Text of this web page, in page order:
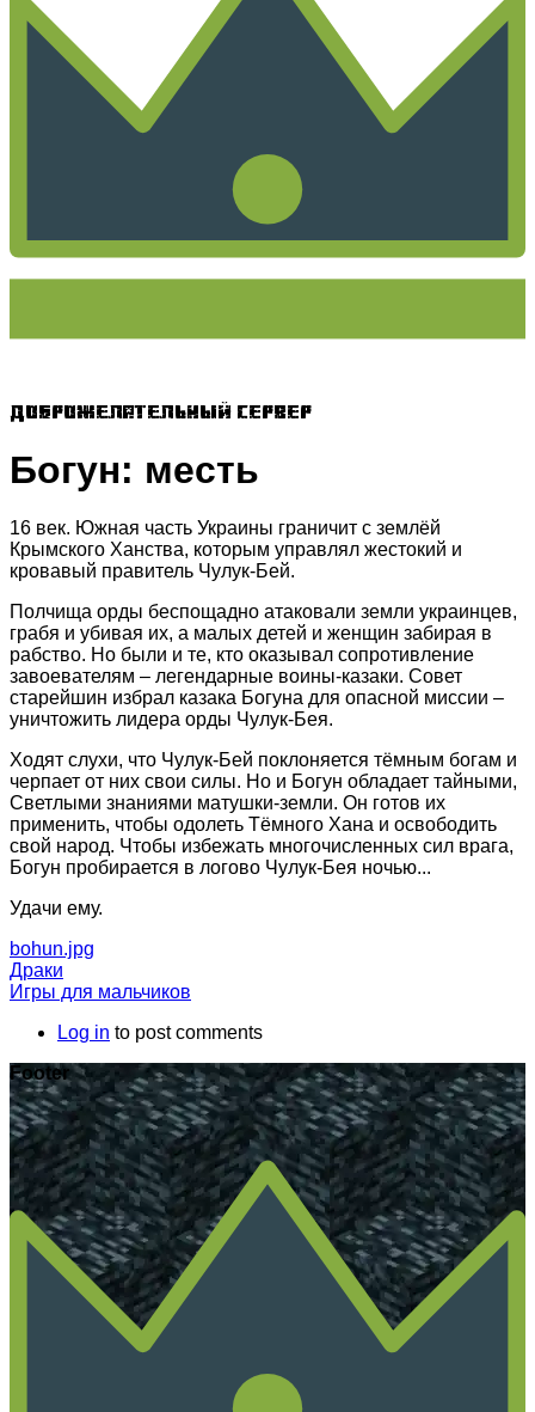
Доброжелательный сервер
Богун: месть
16 век. Южная часть Украины граничит с землёй
Крымского Ханства, которым управлял жестокий и
кровавый правитель Чулук-Бей.
Полчища орды беспощадно атаковали земли украинцев,
грабя и убивая их, а малых детей и женщин забирая в
рабство. Но были и те, кто оказывал сопротивление
завоевателям – легендарные воины-казаки. Совет
старейшин избрал казака Богуна для опасной миссии –
уничтожить лидера орды Чулук-Бея.
Ходят слухи, что Чулук-Бей поклоняется тёмным богам и
черпает от них свои силы. Но и Богун обладает тайными,
Светлыми знаниями матушки-земли. Он готов их
применить, чтобы одолеть Тёмного Хана и освободить
свой народ. Чтобы избежать многочисленных сил врага,
Богун пробирается в логово Чулук-Бея ночью...
Удачи ему.
bohun.jpg
Драки
Игры для мальчиков
Log in to post comments
Footer